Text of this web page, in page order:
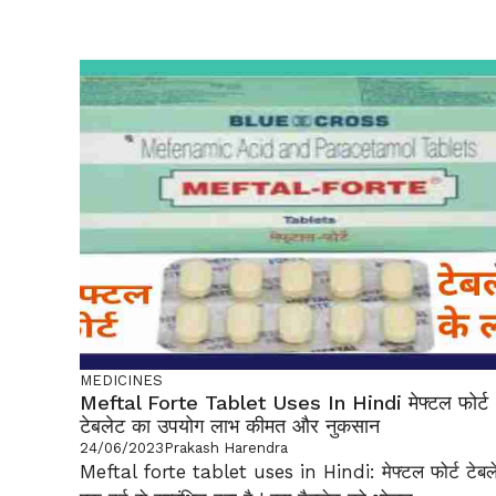
MEDICINES
Meftal Forte Tablet Uses In Hindi मेफ्टल फोर्ट
टेबलेट का उपयोग लाभ कीमत और नुकसान
24/06/2023Prakash Harendra
Meftal forte tablet uses in Hindi: मेफ्टल फोर्ट